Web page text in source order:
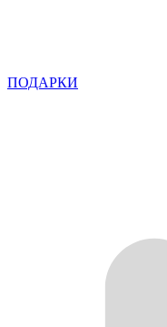
ПОДАРКИ